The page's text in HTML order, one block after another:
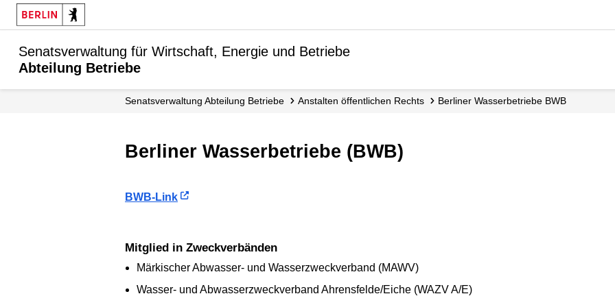
Senatsverwaltung für Wirtschaft, Energie und Betriebe
Abteilung Betriebe
Senats­verwaltung Abteilung Betriebe Anstalten öffent­lichen Rechts Berliner Wasser­betriebe BWB
Berliner Wasserbetriebe (BWB)
BWB-Link
Mitglied in Zweckverbänden
Märkischer Abwasser- und Wasserzweckverband (MAWV)
Wasser- und Abwasserzweckverband Ahrensfelde/Eiche (WAZV A/E)